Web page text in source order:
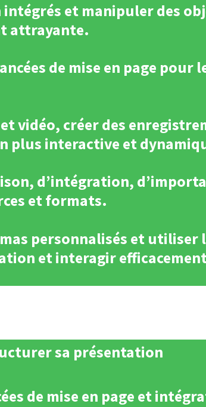
et manipuler des
attrayante.
de mise en page pour
vidéo, créer des
plus interactive et
d’intégration,
et formats.
personnalisés et
et interagir
sa présentation
de mise en page et